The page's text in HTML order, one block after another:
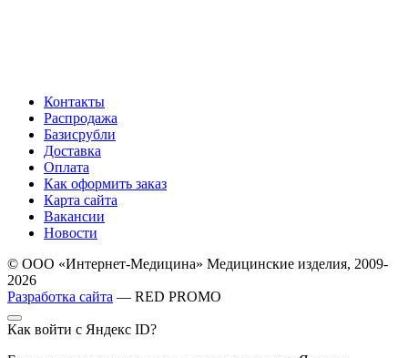
Контакты
Распродажа
Базисрубли
Доставка
Оплата
Как оформить заказ
Карта сайта
Вакансии
Новости
© ООО «Интернет-Медицина» Медицинские изделия, 2009-
2026
Разработка сайта — RED PROMO
Как войти с Яндекс ID?